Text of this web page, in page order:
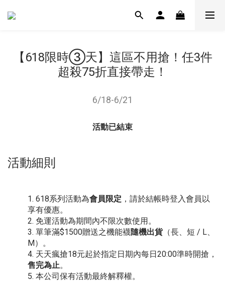
【618限時③天】這區不用搶！任3件
超殺75折直接帶走！
6/18-6/21
活動已結束
活動細則
618系列活動為會員限定 ，請於結帳時登入會員以
享有優惠。
免運活動為期間內不限次數使用。
單筆滿$1500贈送之機能襪隨機出貨（長、短 / L、
M）。
天天瘋搶18元起於指定日期內每日20:00準時開搶，
售完為止。
本公司保有活動最終解釋權。